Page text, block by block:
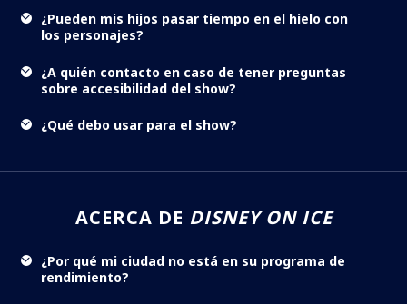
¿Pueden mis hijos pasar tiempo en el hielo con
los personajes?
¿A quién contacto en caso de tener preguntas
sobre accesibilidad del show?
¿Qué debo usar para el show?
ACERCA DE DISNEY ON ICE
¿Por qué mi ciudad no está en su programa de
rendimiento?